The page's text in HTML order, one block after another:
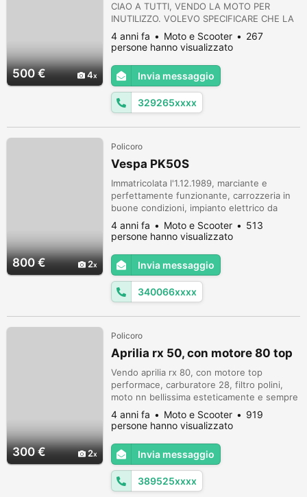
500 € 4
CIAO A TUTTI, VENDO LA MOTO PER
INUTILIZZO. VOLEVO SPECIFICARE CHE LA
MOTO è ANCORA PERFETTAMENTE
MARCIANTE E FUNZIONANTE, è IN
GARAGE DAL 1999 MA è FUNZIONANTE. è
UN 125 VECCHIO STILE CON MOTORE NON
DEPOTENZIATO, (22CAVALLI PER 110 KG)
CON PRESTAZIONI DI TUTTO RISPETTO PER
UNA PICCOLA CILINDRATA. IDEALE PER
4 anni fa Moto e Scooter
267
persone hanno visualizzato
Invia messaggio
329265xxxx
800 € 2
Policoro
Vespa PK50S
Immatricolata l'1.12.1989, marciante e
perfettamente funzionante, carrozzeria in
buone condizioni, impianto elettrico da
rivedere. No sms. Astenersi perditempo
4 anni fa Moto e Scooter
513
persone hanno visualizzato
Invia messaggio
340066xxxx
300 € 2
Policoro
Aprilia rx 50, con motore 80 top
Vendo aprilia rx 80, con motore top
performace, carburatore 28, filtro polini,
moto nn bellissima esteticamente e sempre
un cross usato ma in buone condizione,
ottime condizioni di motore, ci vuole solo
gomma anteriore perche e usurata, vendo a
300 non trattabili,
4 anni fa Moto e Scooter
919
persone hanno visualizzato
Invia messaggio
389525xxxx